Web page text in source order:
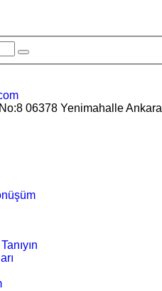
06378 Yenimahalle Ankara